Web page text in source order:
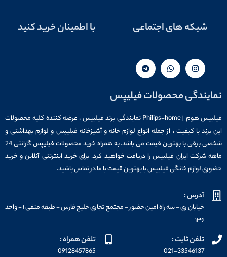
شبکه های اجتماعی با اطمینان خرید کنید
نمایندگی محصولات فیلیپس
فیلیپس هوم | Philips-home نمایندگی برند فیلیپس ، عرضه کننده کلیه محصولات
این برند با کیفیت ، از جمله انواع لوازم خانه و آشپزخانه فیلیپس و لوازم بهداشتی و
شخصی برقی با بهترین قیمت می باشد. به همراه خرید محصولات فیلیپس گارانتی 24
ماهه شرکت ایران فیلیپس را دریافت خواهید کرد. برای خرید اینترنتی آنلاین و خرید
حضوری لوازم خانگی فیلیپس با بهترین قیمت با ما در تماس باشید.
آدرس :
خیابان ری - سه راه امین حضور - مجتمع تجاری خلیج فارس - طبقه منفی ۱ - واحد
۱۳۶
تلفن ثابت :
021-33546137
تلفن همراه :
09128457865